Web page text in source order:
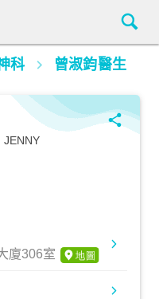
科 曾淑鈞醫生
JENNY
廈306室